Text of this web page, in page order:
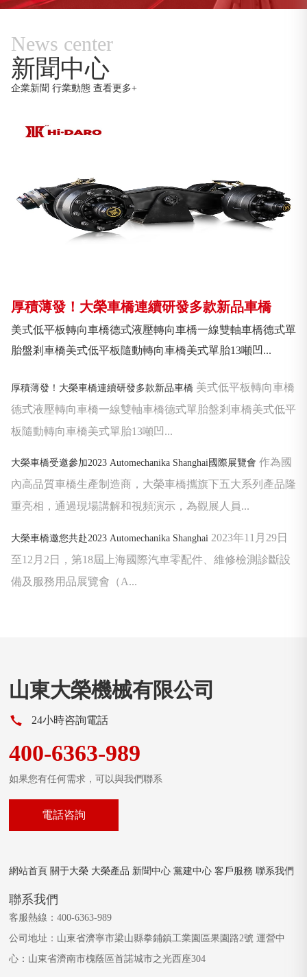
News center
新聞中心
企業新聞 行業動態 查看更多+
厚積薄發！大榮車橋連續研發多款新品車橋
美式低平板轉向車橋德式液壓轉向車橋一線雙軸車橋德式單
胎盤剎車橋美式低平板隨動轉向車橋美式單胎13噸凹...
厚積薄發！大榮車橋連續研發多款新品車橋 美式低平板轉向車橋
德式液壓轉向車橋一線雙軸車橋德式單胎盤剎車橋美式低平
板隨動轉向車橋美式單胎13噸凹...
大榮車橋受邀參加2023 Automechanika Shanghai國際展覽會 作為國
內高品質車橋生產制造商，大榮車橋攜旗下五大系列產品隆
重亮相，通過現場講解和視頻演示，為觀展人員...
大榮車橋邀您共赴2023 Automechanika Shanghai 2023年11月29日
至12月2日，第18屆上海國際汽車零配件、維修檢測診斷設
備及服務用品展覽會（A...
山東大榮機械有限公司
24小時咨詢電話
400-6363-989
如果您有任何需求，可以與我們聯系
電話咨詢
網站首頁 關于大榮 大榮產品 新聞中心 黨建中心 客戶服務 聯系我們
聯系我們
客服熱線：400-6363-989
公司地址：山東省濟寧市梁山縣拳鋪鎮工業園區果園路2號 運營中
心：山東省濟南市槐蔭區首諾城市之光西座304